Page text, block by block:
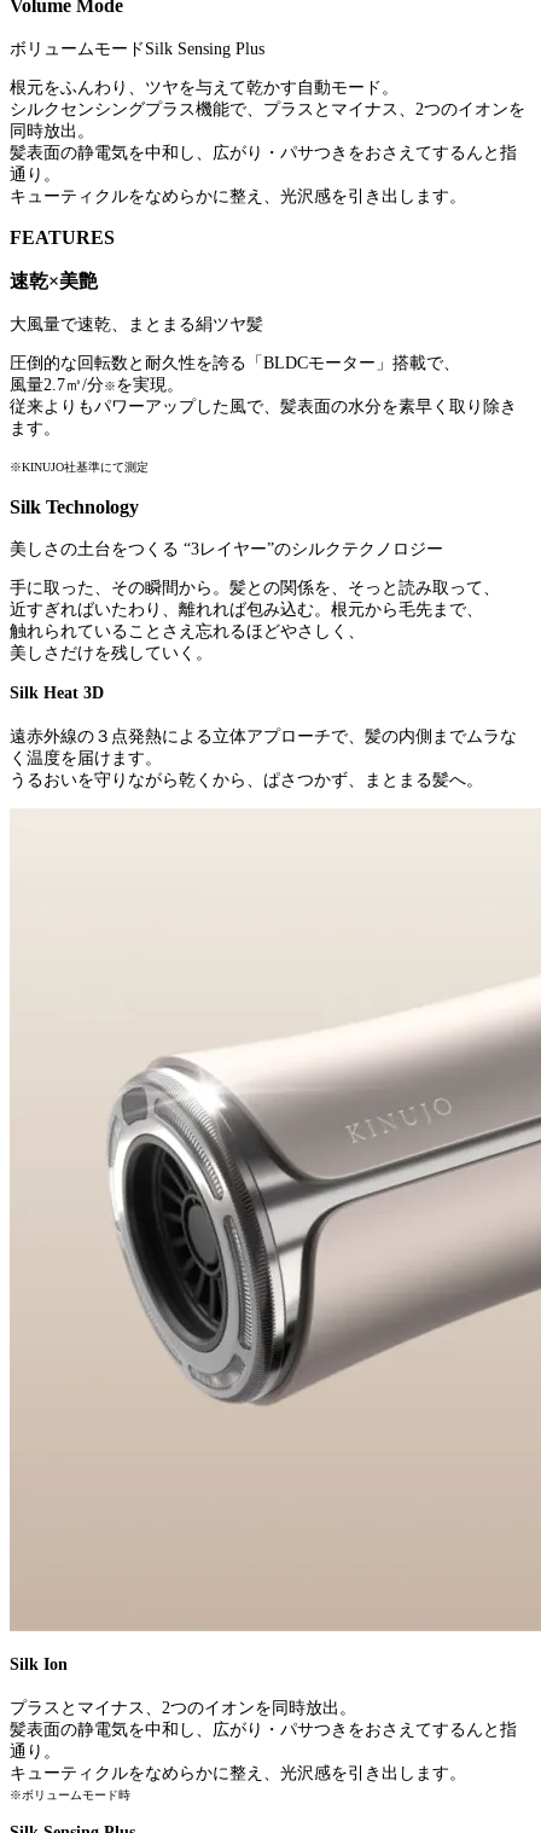
Volume Mode
ボリュームモードSilk Sensing Plus
根元をふんわり、ツヤを与えて乾かす自動モード。
シルクセンシングプラス機能で、プラスとマイナス、2つのイオンを
同時放出。
髪表面の静電気を中和し、広がり・パサつきをおさえてするんと指
通り。
キューティクルをなめらかに整え、光沢感を引き出します。
FEATURES
速乾×美艶
大風量で速乾、まとまる絹ツヤ髪
圧倒的な回転数と耐久性を誇る「BLDCモーター」搭載で、
風量2.7㎥/分※を実現。
従来よりもパワーアップした風で、髪表面の水分を素早く取り除き
ます。
※KINUJO社基準にて測定
Silk Technology
美しさの土台をつくる “3レイヤー”のシルクテクノロジー
手に取った、その瞬間から。髪との関係を、そっと読み取って、
近すぎればいたわり、離れれば包み込む。根元から毛先まで、
触れられていることさえ忘れるほどやさしく、
美しさだけを残していく。
Silk Heat 3D
遠赤外線の３点発熱による立体アプローチで、髪の内側までムラな
く温度を届けます。
うるおいを守りながら乾くから、ぱさつかず、まとまる髪へ。
Silk Ion
プラスとマイナス、2つのイオンを同時放出。
髪表面の静電気を中和し、広がり・パサつきをおさえてするんと指
通り。
キューティクルをなめらかに整え、光沢感を引き出します。
※ボリュームモード時